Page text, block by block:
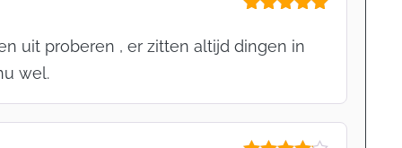
5uit 5
uit proberen , er zitten altijd dingen in
wel.